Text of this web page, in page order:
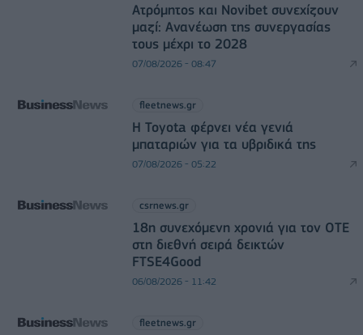
Ατρόμητος και Novibet συνεχίζουν
μαζί: Ανανέωση της συνεργασίας
τους μέχρι το 2028
07/08/2026 - 08:47
fleetnews.gr
Η Toyota φέρνει νέα γενιά
μπαταριών για τα υβριδικά της
07/08/2026 - 05:22
csrnews.gr
18η συνεχόμενη χρονιά για τον ΟΤΕ
στη διεθνή σειρά δεικτών
FTSE4Good
06/08/2026 - 11:42
fleetnews.gr